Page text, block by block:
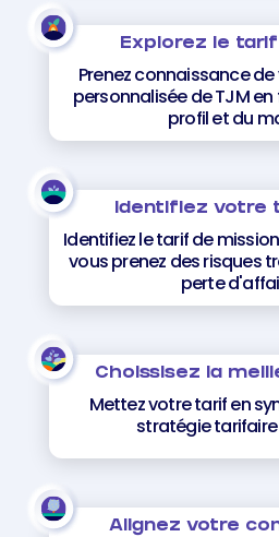
Explorez le
Prenez connaissance
personnalisée de TJM
profil et du
Identifiez votre
Identifiez le tarif de
vous prenez des risques
perte
Choissisez la
Mettez votre tarif en
stratégie
Alignez votre